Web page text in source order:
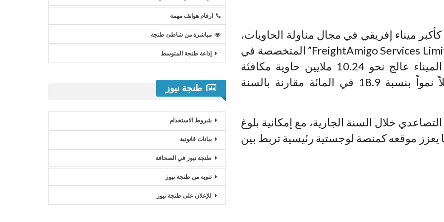
ميناء إفريقي في مجال مناولة الحاويات،
وفق تصنيف حديث صادر عن شركة “FreightAmigo Services Limited” المتخصصة في
الخدمات اللوجستية. وأفاد التقرير بأن الميناء عالج نحو 10.24 ملايين حاوية مكافئة
لعشرين قدماً خلال سنة 2024، مسجلاً نمواً بنسبة 18.9 في المائة مقارنة بالسنة
خلال السنة الجارية، مع إمكانية بلوغ
ملايين حاوية، ما يعزز موقعه كمنصة لوجستية رئيسية تربط بين
ارقام هواتف مهمة
مباشرة من شاطئ طنجة
إذاعة طنجة المتوسط
طنجة نيوز
شروط الاستخدام
بيانات قانونية
طنجة نيوز في الصحافة
تنويه من طنجة نيوز
للإعلان على طنجة نيوز